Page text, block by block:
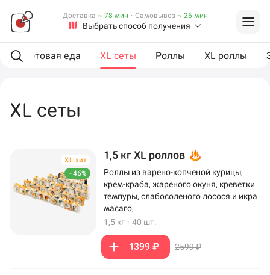
Выбрать способ получения
Доставка ~ 78 мин · Самовывоз ~ 26 мин
Готовая еда XL сеты Роллы XL роллы
XL сеты
–46%
XL хит 1,5 кг XL роллов
Роллы из варено-копченой курицы,
крем-краба, жареного окуня, креветки
темпуры, слабосоленого лосося и икра
масаго,
1,5 кг · 40 шт.
1399 ₽ 2599 ₽